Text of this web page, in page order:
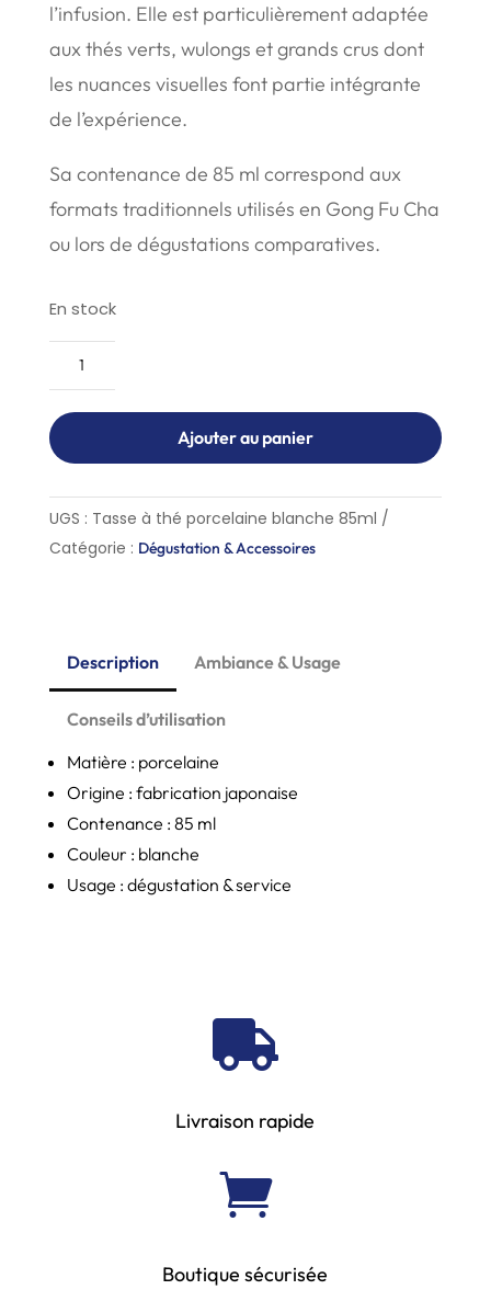
l’infusion. Elle est particulièrement adaptée
aux thés verts, wulongs et grands crus dont
les nuances visuelles font partie intégrante
de l’expérience.
Sa contenance de 85 ml correspond aux
formats traditionnels utilisés en Gong Fu Cha
ou lors de dégustations comparatives.
En stock
quantité
de
Tasse
à
porcelaine
blanche
85
Ajouter au panier
UGS : Tasse à thé porcelaine blanche 85ml
Catégorie : Dégustation & Accessoires
Description Ambiance & Usage
Conseils d’utilisation
Matière : porcelaine
Origine : fabrication japonaise
Contenance : 85 ml
Couleur : blanche
Usage : dégustation & service

Livraison rapide

Boutique sécurisée